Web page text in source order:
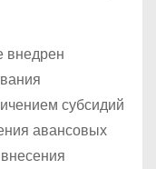
внедрен
субсидий
авансовых